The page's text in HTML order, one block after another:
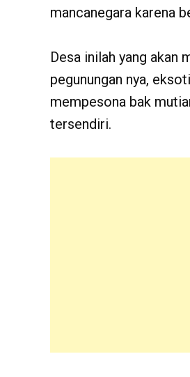
mancanegara karena
Desa inilah yang akan
pegunungan nya,
mempesona bak
tersendiri.